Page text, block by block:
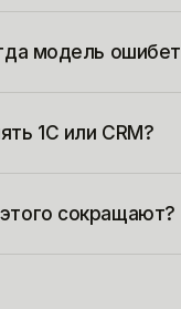
модель
1С или CRM?
сокращают?